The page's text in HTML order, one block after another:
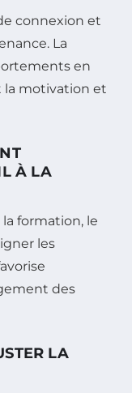
connexion et
La
en
la motivation et
À LA
formation, le
les
des
LA